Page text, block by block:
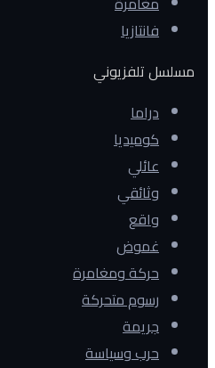
فانتازيا
مسلسل تلفزيوني
دراما
كوميديا
عائلي
وثائقي
واقع
غموض
حركة ومغامرة
رسوم متحركة
جريمة
حرب وسياسة